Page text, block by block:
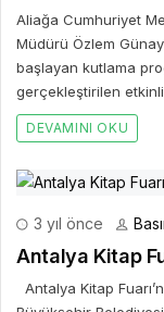
Aliağa Cumhuriyet
Müdürü Özlem
başlayan kutlama
gerçekleştirilen
DEVAMINI OKU
3 yıl önce
Antalya Kitap
Antalya Kitap